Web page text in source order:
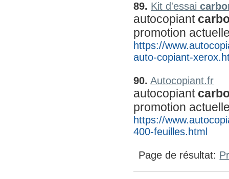
89. Kit d'essai
autocopiant
promotion
https://
auto-copiant-
90. Autocopiant.fr
autocopiant
promotion
https://
400-feuilles.html
Page de résultat: